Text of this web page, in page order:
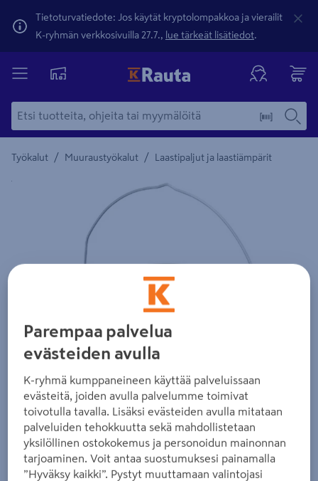
Tietoturvatiedote: Jos käytät kryptolompakkoa ja vierailit
K-ryhmän verkkosivuilla 27.7., lue tärkeät lisätiedot.
Työkalut / Muuraustyökalut / Laastipaljut ja laastiämpärit
Yksityiskohtainen kuvaus löytyy Tuotteen kuvaus -
Parempaa palvelua
evästeiden avulla
K-ryhmä kumppaneineen käyttää palveluissaan
evästeitä, joiden avulla palvelumme toimivat
toivotulla tavalla. Lisäksi evästeiden avulla mitataan
palveluiden tehokkuutta sekä mahdollistetaan
yksilöllinen ostokokemus ja personoidun mainonnan
tarjoaminen. Voit antaa suostumuksesi painamalla
”Hyväksy kaikki”. Pystyt muuttamaan valintojasi